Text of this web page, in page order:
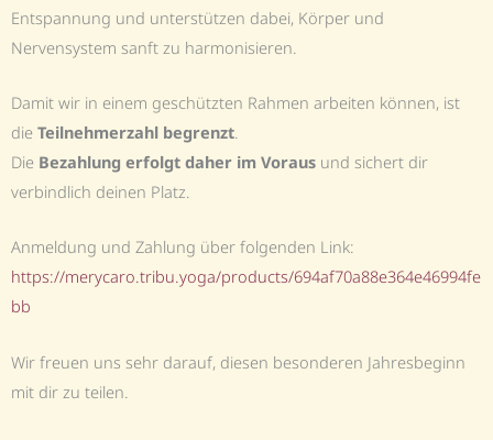
Entspannung und unterstützen dabei, Körper und
Nervensystem sanft zu harmonisieren.
Damit wir in einem geschützten Rahmen arbeiten können, ist
die Teilnehmerzahl begrenzt.
Die Bezahlung erfolgt daher im Voraus und sichert dir
verbindlich deinen Platz.
Anmeldung und Zahlung über folgenden Link:
https://merycaro.tribu.yoga/products/694af70a88e364e46994fe
bb
Wir freuen uns sehr darauf, diesen besonderen Jahresbeginn
mit dir zu teilen.